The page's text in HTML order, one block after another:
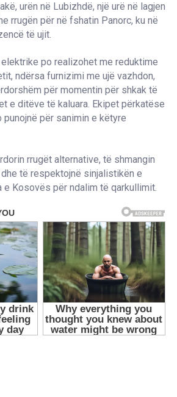
urën në Lubizhdë, një urë në lagjen
rrugën për në fshatin Panorc, ku në
të ujit.
po realizohet me reduktime
ndërsa furnizimi me ujë vazhdon,
për momentin për shkak të
e ditëve të kaluara. Ekipet përkatëse
punojnë për sanimin e këtyre
rrugët alternative, të shmangin
të respektojnë sinjalistikën e
e Kosovës për ndalim të qarkullimit.